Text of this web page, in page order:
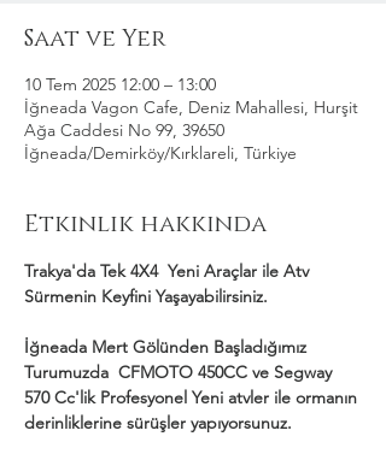
Saat ve Yer
10 Tem 2025 12:00 – 13:00
İğneada Vagon Cafe, Deniz Mahallesi, Hurşit
Ağa Caddesi No 99, 39650
İğneada/Demirköy/Kırklareli, Türkiye
Etkinlik hakkında
Trakya'da Tek 4X4  Yeni Araçlar ile Atv
Sürmenin Keyfini Yaşayabilirsiniz.
İğneada Mert Gölünden Başladığımız
Turumuzda  CFMOTO 450CC ve Segway
570 Cc'lik Profesyonel Yeni atvler ile ormanın
derinliklerine sürüşler yapıyorsunuz.